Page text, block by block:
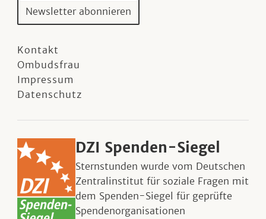
Newsletter abonnieren
Kontakt
Ombudsfrau
Impressum
Datenschutz
DZI Spenden-Siegel
Sternstunden wurde vom Deutschen
Zentralinstitut für soziale Fragen mit
dem Spenden-Siegel für geprüfte
Spendenorganisationen